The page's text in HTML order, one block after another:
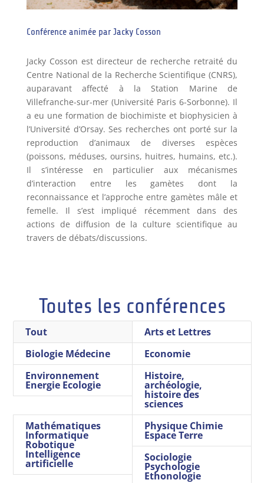
Conférence animée par Jacky Cosson
Jacky Cosson est directeur de recherche retraité du
Centre National de la Recherche Scientifique (CNRS),
auparavant affecté à la Station Marine de
Villefranche-sur-mer (Université Paris 6-Sorbonne). Il
a eu une formation de biochimiste et biophysicien à
l’Université d’Orsay. Ses recherches ont porté sur la
reproduction d’animaux de diverses espèces
(poissons, méduses, oursins, huitres, humains, etc.).
Il s’intéresse en particulier aux mécanismes
d’interaction entre les gamètes dont la
reconnaissance et l’approche entre gamètes mâle et
femelle. Il s’est impliqué récemment dans des
actions de diffusion de la culture scientifique au
travers de débats/discussions.
Toutes les conférences
Tout
Arts et Lettres
Biologie Médecine
Economie
Environnement
Energie Ecologie
Histoire,
archéologie,
histoire des
sciences
Mathématiques
Informatique
Robotique
Intelligence
artificielle
Physique Chimie
Espace Terre
Sociologie
Psychologie
Ethonologie